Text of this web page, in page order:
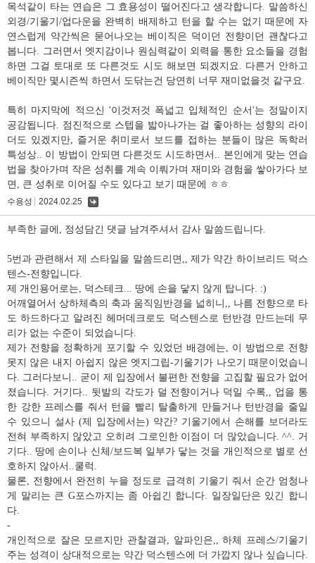
목석같이 타는 연습은 그 효용성이 떨어진다고 생각합니다. 말씀하신
외경/기울기/업다운을 완벽히 배제하고 턴을 할 수는 없기 때문에 자
연스럽게 약간씩은 묻어나오는 베이직은 덕이던 전향이던 괜찮다고
봅니다. 그러면서 엣지감이나 원심력같이 외력을 통한 요소들을 경험
하면 그걸 토대로 또 다른것도 시도 해보면 되겠지요. 다른거 안하고
베이직만 몇시즌씩 하면서 도닦는건 당연히 너무 재미없을것 같구요.
특히 마지막에 적으신 '이것저것 폭넓고 입체적인 순서'는 정말이지
공감됩니다. 점진적으로 스텝을 밟아나가는 걸 좋아하는 성향의 라이
더도 있겠지만, 즐거운 취미로서 보드를 접하는 분들이 많은 독학러
특성상.. 이 방법이 안되면 다른것도 시도하면서.. 본인에게 맞는 연습
법을 찾아가며 작은 성취를 계속 이뤄가며 재미와 경험을 쌓아가다 보
면, 큰 성취로 이어질 수도 있다고 보기 때문에 ㅎㅎ
수용성 2024.02.25
부족한 글에, 정성담긴 댓글 남겨주셔서 감사 말씀드립니다.
5번과 관련해서 제 스타일을 말씀드리면,, 제가 약간 하이브리드 덕스
텐스-전향입니다.
제 개인용어로는, 덕스테크... 땅에 손을 닿지 않게 탑니다. :)
어깨열어서 상하체측의 축과 움직임반경을 넓히니,, 나름 전향으로 타
도 하드하다고 알려진 헤머데크로도 덕스텐스로 턴반경 만드는데 무
리가 없는 수준이 되었습니다.
제가 전향을 정확하게 포기할 수 있었던 배경에는, 이 방법으로 전향
못지 않은 내지 아쉽지 않은 엣지그립-기울기가 나오기 때문이었습니
다. 그러다보니.. 굳이 제 입장에서 불편한 전향을 고집할 필요가 없어
졌습니다. 거기다.. 뒷발의 각도가 덜 전향이거나 덕일 수록,, 업을 통
한 강한 프레스를 줘서 턴을 빨리 탈출하게 만들거나 턴반경을 줄일
수 있으니 설사 (제 입장에서는) 약간? 기울기에서 손해를 보더라도
전혀 부족하지 않았고 오히려 그로인한 이점이 더 많았습니다. ^^. 거
기다.. 땅에 손이나 신체/보드복 일부가 닿는 것을 개인적으로 별로 선
호하지 않아서..쿨럭.
물론, 전향에서 완전히 누을 정도로 급격히 기울기 줘서 순간 엄청나
게 말리는 큰 G포스까지는 좀 아쉽긴 합니다. 일장일단은 있긴 합니
다.
-
개인적으로 잘은 모르지만 관찰결과, 알파인은,, 하체 프레스/기울기
주는 성격이 상대적으로는 약간 덕스텐스에 더 가깝지 않나 싶습니다.